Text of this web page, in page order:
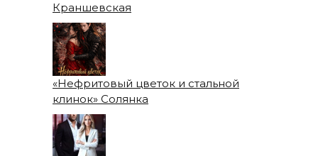
Краншевская
«Нефритовый цветок и стальной
клинок» Солянка